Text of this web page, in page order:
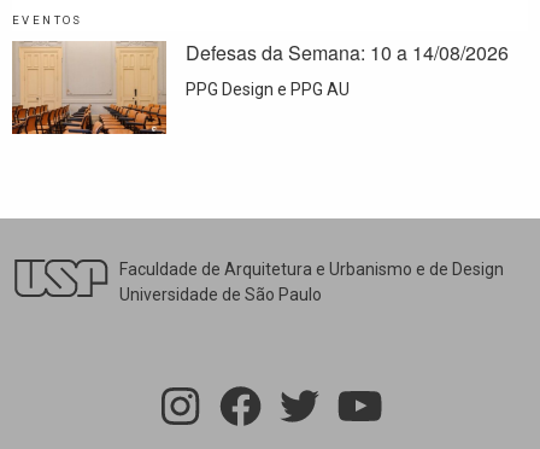
EVENTOS
Defesas da Semana: 10 a 14/08/2026
PPG Design e PPG AU
Faculdade de Arquitetura e Urbanismo e de Design
Universidade de São Paulo